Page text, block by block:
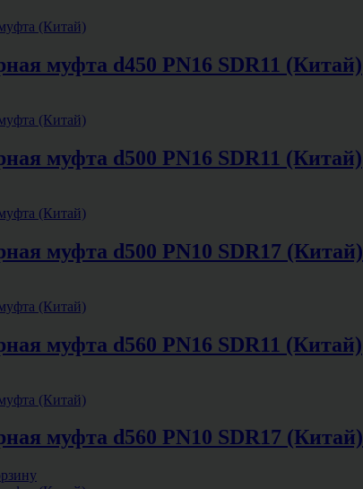
муфта d450 PN16 SDR11 (Китай)
муфта d500 PN16 SDR11 (Китай)
муфта d500 PN10 SDR17 (Китай)
муфта d560 PN16 SDR11 (Китай)
муфта d560 PN10 SDR17 (Китай)